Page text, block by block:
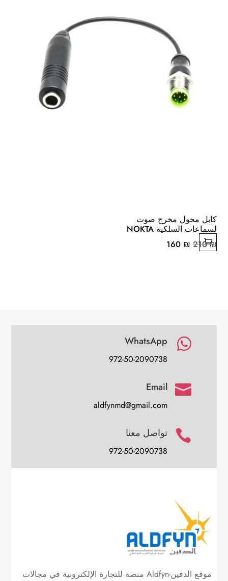
كابل محول مخرج صوت
لسماعات السلكية NOKTA
210₪
السعر
160 ₪

WhatsApp
972-50-2090738

Email
aldfynmd@gmail.com
 تواصل معنا
972-50-2090738
موقع الدفين-Aldfyn منصة للتجارة الإلكترونية في مجالات